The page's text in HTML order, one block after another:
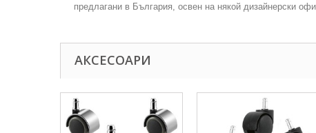
предлагани в България, освен на някой дизайнерски
АКСЕСОАРИ